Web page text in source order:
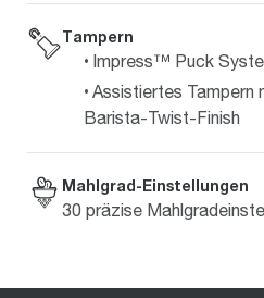
Tampern
Impress™ Puck
Assistiertes Tampern
Barista-Twist-Finish
Mahlgrad-Einstellungen
30 präzise